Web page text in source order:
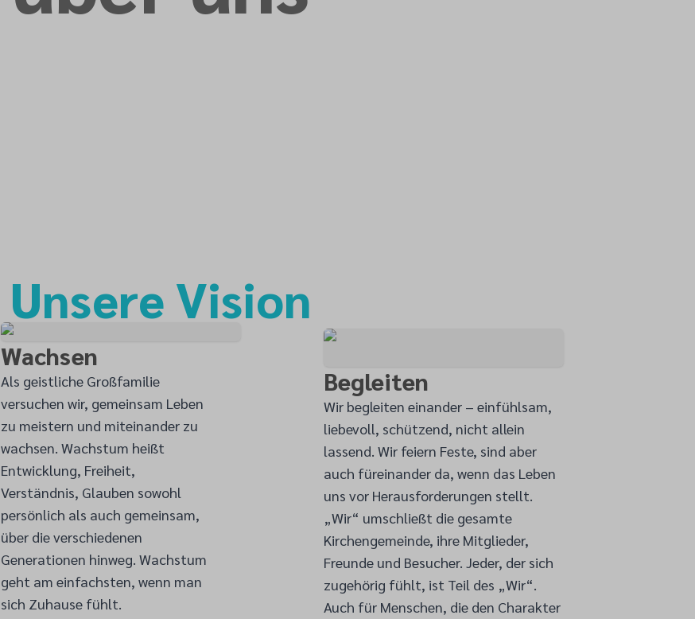
Unsere Vision
Wachsen
Als geistliche Großfamilie
versuchen wir, gemeinsam Leben
zu meistern und miteinander zu
wachsen. Wachstum heißt
Entwicklung, Freiheit,
Verständnis, Glauben sowohl
persönlich als auch gemeinsam,
über die verschiedenen
Generationen hinweg. Wachstum
geht am einfachsten, wenn man
sich Zuhause fühlt.
Begleiten
Wir begleiten einander – einfühlsam,
liebevoll, schützend, nicht allein
lassend. Wir feiern Feste, sind aber
auch füreinander da, wenn das Leben
uns vor Herausforderungen stellt.
„Wir“ umschließt die gesamte
Kirchengemeinde, ihre Mitglieder,
Freunde und Besucher. Jeder, der sich
zugehörig fühlt, ist Teil des „Wir“.
Auch für Menschen, die den Charakter